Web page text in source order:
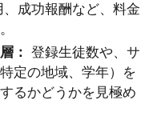
、成功報酬など、料金
： 登録生徒数や、サ
定の地域、学年）を
るかどうかを見極め